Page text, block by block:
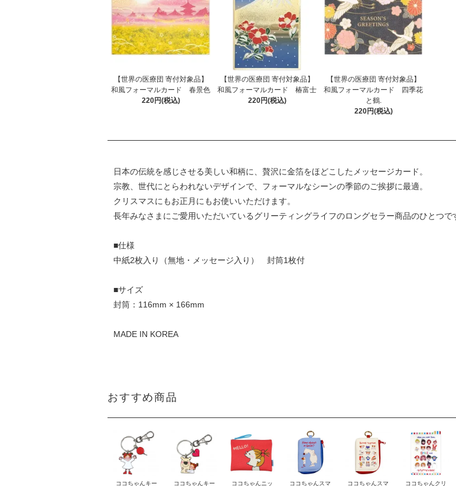
【世界の医療団 寄付対象品】
和風フォーマルカード 春景色
220円(税込)
【世界の医療団 寄付対象品】
和風フォーマルカード 椿富士
220円(税込)
【世界の医療団 寄付対象品】
和風フォーマルカード 四季花
と鶴.
220円(税込)
日本の伝統を感じさせる美しい和柄に、贅沢に金箔をほどこしたメッセージカード。
宗教、世代にとらわれないデザインで、フォーマルなシーンの季節のご挨拶に最適。
クリスマスにもお正月にもお使いいただけます。
長年みなさまにご愛用いただいているグリーティングライフのロングセラー商品のひとつで
■仕様
中紙2枚入り（無地・メッセージ入り） 封筒1枚付
■サイズ
封筒：116mm × 166mm
MADE IN KOREA
おすすめ商品
ココちゃんキー
ココちゃんキー
ココちゃんニッ
ココちゃんスマ
ココちゃんスマ
ココちゃんクリ